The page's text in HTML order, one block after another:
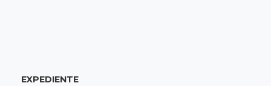
20:15Pedro Juan Caballero
EXPEDIENTE